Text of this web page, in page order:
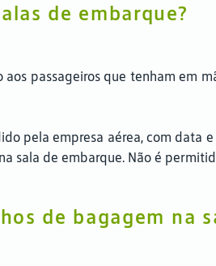
de embarque?
aos passageiros que tenham
pela empresa aérea, com data
sala de embarque. Não é
de bagagem na